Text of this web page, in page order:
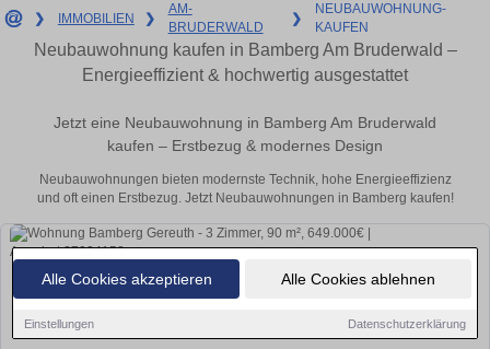
Alle Cookies akzeptieren Alle Cookies ablehnen
Einstellungen Datenschutzerklärung
❯ IMMOBILIEN ❯
AM-
BRUDERWALD
❯
NEUBAUWOHNUNG-
KAUFEN
Neubauwohnung kaufen in Bamberg Am Bruderwald –
Energieeffizient & hochwertig ausgestattet
Jetzt eine Neubauwohnung in Bamberg Am Bruderwald
kaufen – Erstbezug & modernes Design
Neubauwohnungen bieten modernste Technik, hohe Energieeffizienz
und oft einen Erstbezug. Jetzt Neubauwohnungen in Bamberg kaufen!